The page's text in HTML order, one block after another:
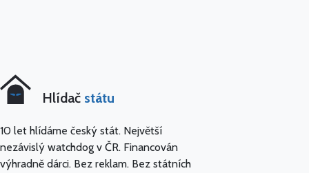
Hlídač státu
10 let hlídáme český stát. Největší
nezávislý watchdog v ČR. Financován
výhradně dárci. Bez reklam. Bez státních